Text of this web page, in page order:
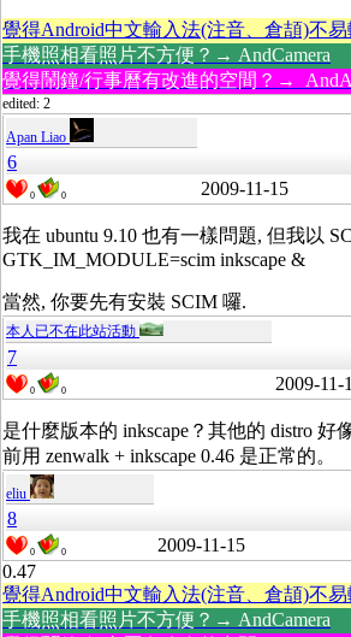
覺得Android中文輸入法(注音、倉頡)不
手機照相看照片不方便？→ AndCamera
覺得鬧鐘/行事曆有改進的空間？→
edited: 2
Apan Liao
6
0 0 2009-11-15
我在 ubuntu 9.10 也有一樣問題, 但我以
GTK_IM_MODULE=scim inkscape &
當然, 你要先有安裝 SCIM 囉.
本人已不在此站活動
7
0 0 2009-11-
是什麼版本的 inkscape？其他的 distro 好
前用 zenwalk + inkscape 0.46 是正常的。
eliu
8
0 0 2009-11-15
0.47
覺得Android中文輸入法(注音、倉頡)不
手機照相看照片不方便？→ AndCamera